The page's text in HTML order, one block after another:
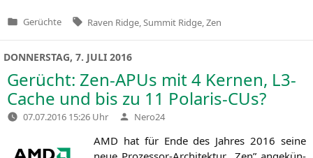
Veröffentlicht
Gerüchte Tags:
Raven Ridge Summit Ridge Zen
DONNERSTAG, 7. JULI 2016
Gerücht: Zen-APUs mit 4 Kernen, L3-
Cache und bis zu 11 Polaris-CUs?
07.07.2016 15:26 Uhr Verfasst
von
Nero24
AMD hat für Ende des Jah­res 2016 sei­ne